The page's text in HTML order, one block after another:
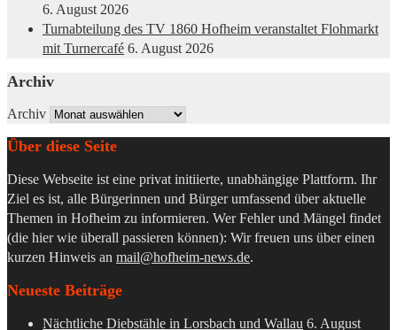
6. August 2026
Turnabteilung des TV 1860 Hofheim veranstaltet Flohmarkt
mit Turnercafé 6. August 2026
Archiv
Archiv
Über diese Seite
Diese Webseite ist eine privat initiierte, unabhängige Plattform. Ihr
Ziel es ist, alle Bürgerinnen und Bürger umfassend über aktuelle
Themen in Hofheim zu informieren. Wer Fehler und Mängel findet
(die hier wie überall passieren können): Wir freuen uns über einen
kurzen Hinweis an mail@hofheim-news.de.
Neueste Beiträge
Nächtliche Diebstähle in Lorsbach und Wallau 6. August